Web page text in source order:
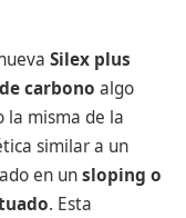
Silex plus
carbono algo
la misma de la
similar a un
en unsloping o
. Esta